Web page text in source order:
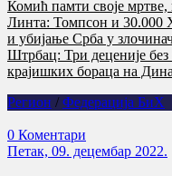
Комић памти своје
Линта: Томпсон и 30.000
и убијање Срба у
Штрбац: Три деценије без
крајишких бораца на
Регион / Федерација БиХ
0 Коментари
Петак, 09. децембар 2022.